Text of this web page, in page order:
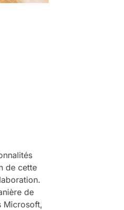
de cette
de
Microsoft,